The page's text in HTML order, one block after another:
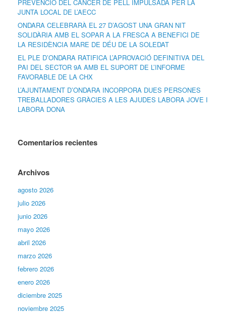
PREVENCIÓ DEL CÀNCER DE PELL IMPULSADA PER LA
JUNTA LOCAL DE L’AECC
ONDARA CELEBRARÀ EL 27 D’AGOST UNA GRAN NIT
SOLIDÀRIA AMB EL SOPAR A LA FRESCA A BENEFICI DE
LA RESIDÈNCIA MARE DE DÉU DE LA SOLEDAT
EL PLE D’ONDARA RATIFICA L’APROVACIÓ DEFINITIVA DEL
PAI DEL SECTOR 9A AMB EL SUPORT DE L’INFORME
FAVORABLE DE LA CHX
L’AJUNTAMENT D’ONDARA INCORPORA DUES PERSONES
TREBALLADORES GRÀCIES A LES AJUDES LABORA JOVE I
LABORA DONA
Comentarios recientes
Archivos
agosto 2026
julio 2026
junio 2026
mayo 2026
abril 2026
marzo 2026
febrero 2026
enero 2026
diciembre 2025
noviembre 2025